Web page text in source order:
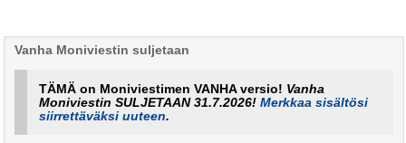
Vanha Moniviestin suljetaan
TÄMÄ on Moniviestimen VANHA versio! Vanha
Moniviestin SULJETAAN 31.7.2026!Merkkaa sisältösi
siirrettäväksi uuteen.